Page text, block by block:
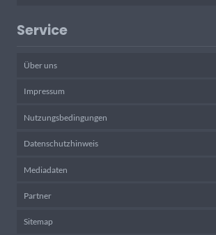
Service
Über uns
Impressum
Nutzungsbedingungen
Datenschutzhinweis
Mediadaten
Partner
Sitemap